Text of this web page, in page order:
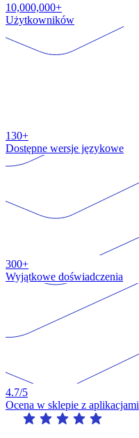
10,000,000+
Użytkowników
130+
Dostępne wersje językowe
300+
Wyjątkowe doświadczenia
4.7/5
Ocena w sklepie z aplikacjami